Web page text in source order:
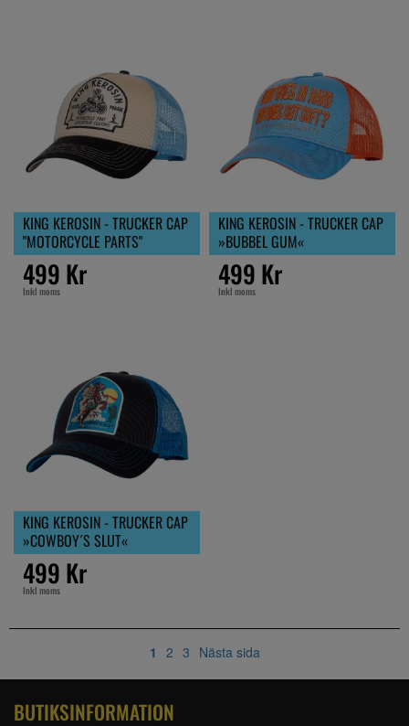
KING KEROSIN - TRUCKER CAP
"MOTORCYCLE PARTS"
499 Kr
Inkl moms
KING KEROSIN - TRUCKER CAP
»BUBBEL GUM«
499 Kr
Inkl moms
KING KEROSIN - TRUCKER CAP
»COWBOY´S SLUT«
499 Kr
Inkl moms
1 2 3 Nästa sida
BUTIKSINFORMATION